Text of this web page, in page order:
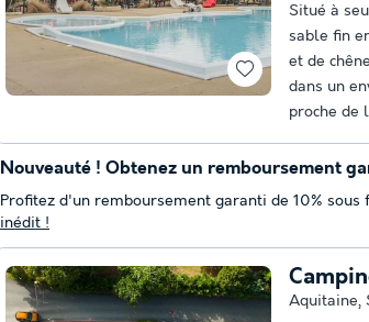
Situé à
sable fin
et de
dans un
proche de
Aquitaine,
Nouveauté ! Obtenez un remboursement
Profitez d'un remboursement garanti de 10%
inédit !